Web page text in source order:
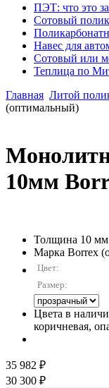
ПЭТ: что это
Сотовый
Навес для
Сотовый или
Теплица по
Главная Литой
(оптимальный)
10мм
Толщина 10 мм
Марка Borrex
Цвет:
Размер:
Цвета в
коричневая,
35 982 ₽
30 300 ₽